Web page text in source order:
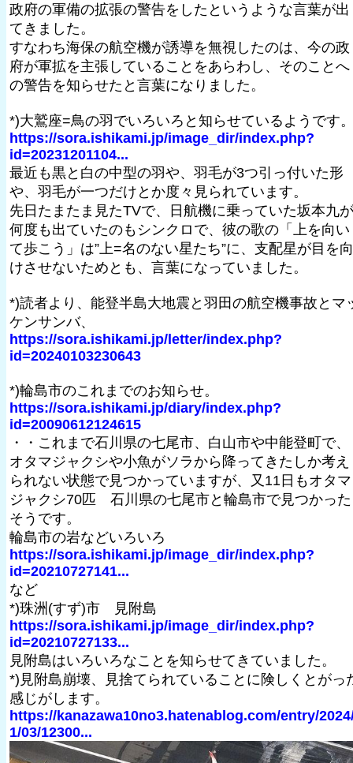
政府の軍備の拡張の警告をしたというような言葉が出
てきました。
すなわち海保の航空機が誘導を無視したのは、今の政
府が軍拡を主張していることをあらわし、そのことへ
の警告を知らせたと言葉になりました。
*)大鷲座=鳥の羽でいろいろと知らせているようです
https://sora.ishikami.jp/image_dir/index.php?
id=20231201104...
最近も黒と白の中型の羽や、羽毛が3つ引っ付いた形
や、羽毛が一つだけとか度々見られています。
先日たまたま見たTVで、日航機に乗っていた坂本九が
何度も出ていたのもシンクロで、彼の歌の「上を向い
て歩こう」は”上=名のない星たち”に、支配星が目を向
けさせないためとも、言葉になっていました。
*)読者より、能登半島大地震と羽田の航空機事故とマ
ケンサンバ、
https://sora.ishikami.jp/letter/index.php?
id=20240103230643
*)輪島市のこれまでのお知らせ。
https://sora.ishikami.jp/diary/index.php?
id=20090612124615
・・これまで石川県の七尾市、白山市や中能登町で、
オタマジャクシや小魚がソラから降ってきたしか考え
られない状態で見つかっていますが、又11日もオタマ
ジャクシ70匹 石川県の七尾市と輪島市で見つかった
そうです。
輪島市の岩などいろいろ
https://sora.ishikami.jp/image_dir/index.php?
id=20210727141...
など
*)珠洲(すず)市 見附島
https://sora.ishikami.jp/image_dir/index.php?
id=20210727133...
見附島はいろいろなことを知らせてきていました。
*)見附島崩壊、見捨てられていることに険しくとがっ
感じがします。
https://kanazawa10no3.hatenablog.com/entry/
1/03/12300...